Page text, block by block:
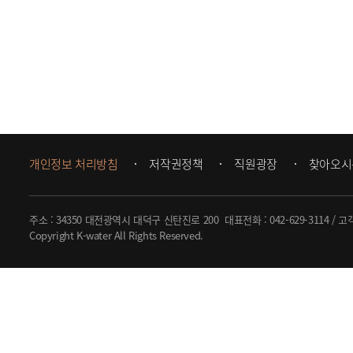
개인정보 처리방침 저작권정책 직원광장 찾아오
주소 : 34350 대전광역시 대덕구 신탄진로 200 대표전화 :042-629-3114/ 고
Copyright K-water All Rights Reserved.